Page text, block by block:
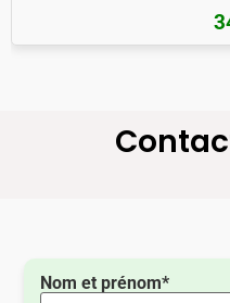
Nom et prénom*